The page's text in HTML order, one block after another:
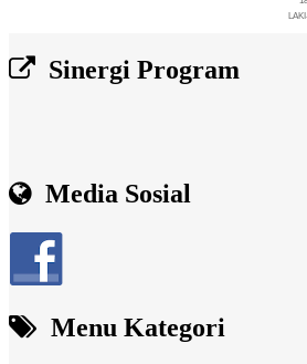
Sinergi Program
Media Sosial
Menu Kategori